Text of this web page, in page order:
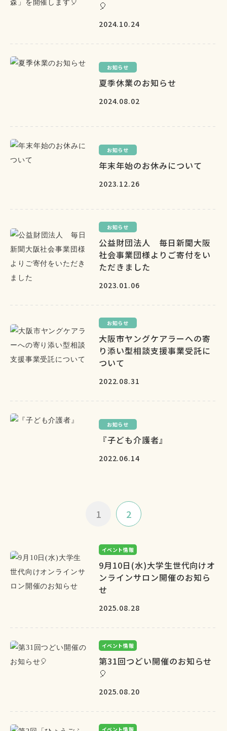
🎈
2024.10.24
お知らせ
夏季休業のお知らせ
2024.08.02
お知らせ
年末年始のお休みについて
2023.12.26
お知らせ
公益財団法人 毎日新聞大阪
社会事業団様よりご寄付をい
ただきました
2023.01.06
お知らせ
大阪市ヤングケアラーへの寄
り添い型相談支援事業受託に
ついて
2022.08.31
お知らせ
『子ども介護者』
2022.06.14
1 2
イベント情報
9月10日(水)大学生世代向けオ
ンラインサロン開催のお知ら
せ
2025.08.28
イベント情報
第31回つどい開催のお知らせ
🎈
2025.08.20
イベント情報